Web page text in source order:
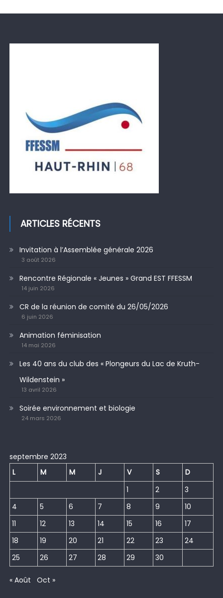
ARTICLES RÉCENTS
Invitation à l’Assemblée générale 2026
3 août 2026
Rencontre Régionale « Jeunes » Grand EST FFESSM
14 juin 2026
CR de la réunion de comité du 26/05/2026
6 juin 2026
Animation féminisation
14 mai 2026
Les 40 ans du club des « Plongeurs du Lac de Kruth-
Wildenstein »
13 avril 2026
Soirée environnement et biologie
24 mars 2026
septembre 2023
L
M M J V S
D
1
2
3
4
5 6 7 8 9
10
11
12 13 14 15 16
17
18
19 20 21 22 23
24
25
26 27 28 29 30
« Août Oct »